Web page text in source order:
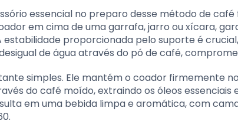
essencial no preparo desse método de
em cima de uma garrafa, jarro ou xícara,
proporcionada pelo suporte é
de água através do pó de café,
simples. Ele mantém o coador firmemente
do café moído, extraindo os óleos essenciais
em uma bebida limpa e aromática, com